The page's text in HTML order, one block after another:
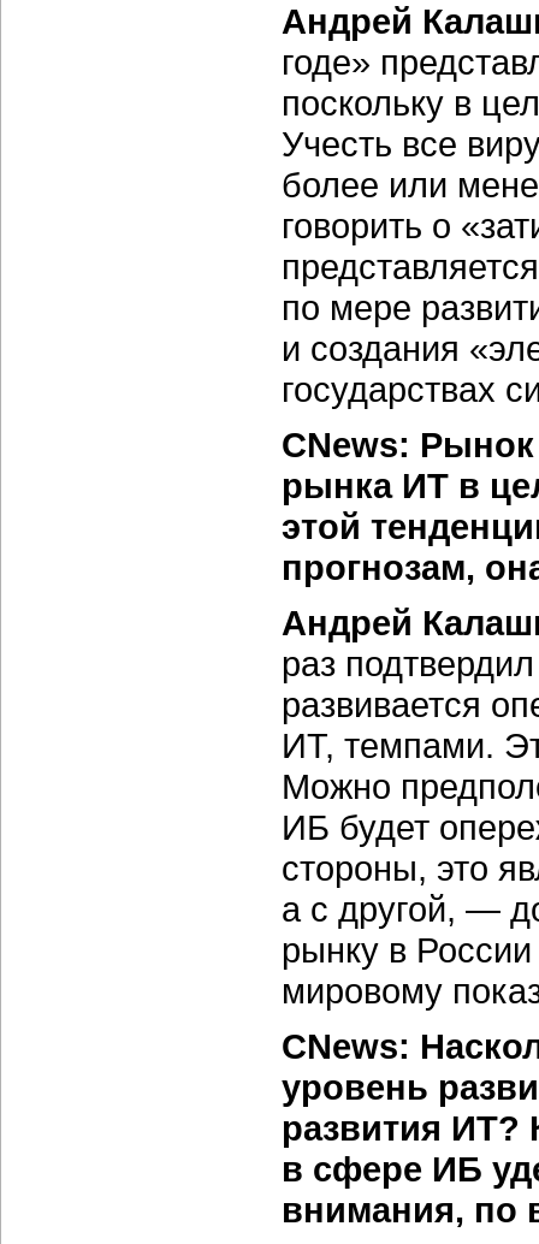
Андрей
годе»
поскольку в
Учесть все
более или
говорить о
по мере
и создания
государствах
CNews:
рынка ИТ в
этой
прогнозам,
Андрей
раз
развивается
ИТ, темпами.
Можно
ИБ будет
стороны, это
а с другой, —
рынку в России
мировому
CNews:
уровень
развития ИТ?
в сфере ИБ
внимания, по